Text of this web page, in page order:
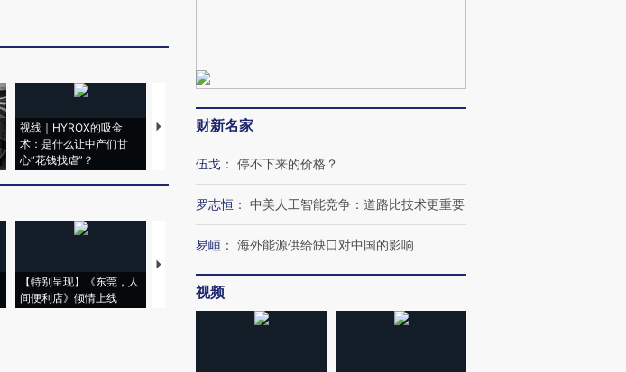
视线｜HYROX的吸金
术：是什么让中产们甘
心“花钱找虐”？
马航飞行员跨国走私7万
育部长拱下台
【特别呈现】《东莞，人
间便利店》倾情上线
【推广】走进第四届链博
会，让数智科技“链”接产
财新名家
伍戈 ： 停不下来的价格？
罗志恒 ： 中美人工智能竞争：道路比技术更重要
易峘 ： 海外能源供给缺口对中国的影响
视频